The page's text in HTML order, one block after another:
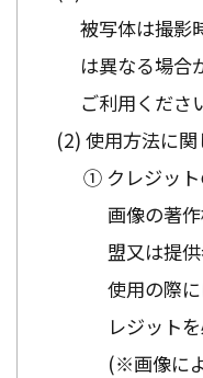
被写体は撮影
は異なる場合
ご利用くださ
使用方法に関
① クレジッ
画像の著
盟又は提供
使用の際
レジット
(※画像に